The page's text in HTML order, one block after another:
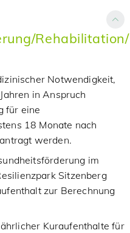
Notwendigkeit,
in Anspruch
für eine
18 Monate nach
werden.
im
Sitzenberg
zur Berechnung
Kuraufenthalte für